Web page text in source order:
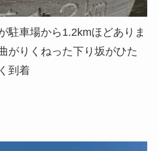
駐車場から1.2kmほどありま
がりくねった下り坂がひた
到着